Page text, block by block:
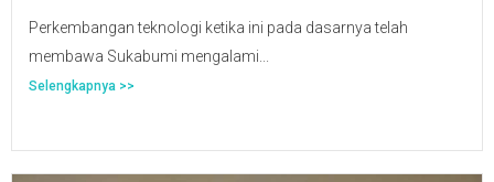
Perkembangan teknologi ketika ini pada dasarnya telah
membawa Sukabumi mengalami...
Selengkapnya >>